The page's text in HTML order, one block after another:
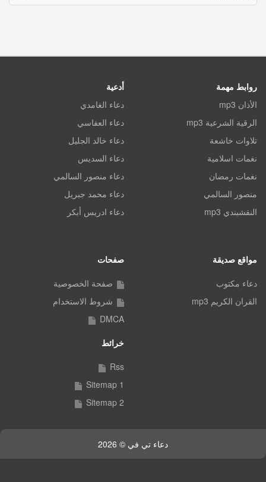
روابط مهمة
الأذان mp3
الرقية الشرعية mp3
تلاوات خاشعة
نغمات اسلامية
نغمات رمضان
منصور السالمي
النقشبندي mp3
أدعية
دعاء الغامدي
دعاء العفاسي
دعاء خالد الجليل
دعاء السديس
دعاء منصور السالمي
دعاء محمد جبريل
دعاء ادريس أبكر
مواقع صديقة
دعاء مكتوب
القران الكريم mp3
صفحات
صفحة الخصوصية
شروط الاستخدام
DMCA
خرائط
Rss
Sitemap 1
Sitemap 2
دعاء تي في © 2026